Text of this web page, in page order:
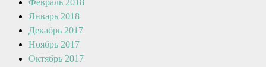
Февраль 2018
Январь 2018
Декабрь 2017
Ноябрь 2017
Октябрь 2017